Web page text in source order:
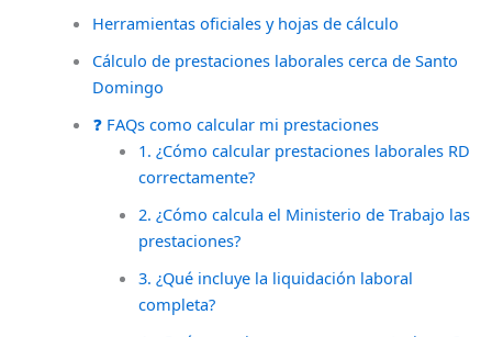
Herramientas oficiales y hojas de cálculo
Cálculo de prestaciones laborales cerca de Santo
Domingo
❓ FAQs como calcular mi prestaciones
1. ¿Cómo calcular prestaciones laborales RD
correctamente?
2. ¿Cómo calcula el Ministerio de Trabajo las
prestaciones?
3. ¿Qué incluye la liquidación laboral
completa?